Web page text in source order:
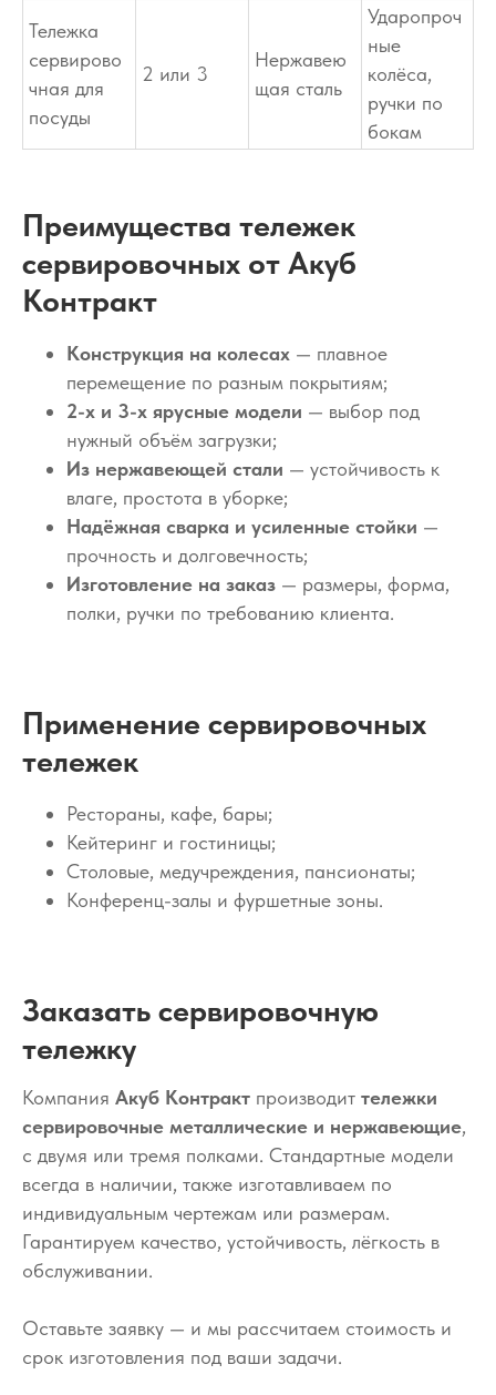
Тележка
сервирово
чная для
посуды
2 или 3
Нержавею
щая сталь
Ударопроч
ные
колёса,
ручки по
бокам
Преимущества тележек
сервировочных от Акуб
Контракт
Конструкция на колесах — плавное
перемещение по разным покрытиям;
2-х и 3-х ярусные модели — выбор под
нужный объём загрузки;
Из нержавеющей стали — устойчивость к
влаге, простота в уборке;
Надёжная сварка и усиленные стойки —
прочность и долговечность;
Изготовление на заказ — размеры, форма,
полки, ручки по требованию клиента.
Применение сервировочных
тележек
Рестораны, кафе, бары;
Кейтеринг и гостиницы;
Столовые, медучреждения, пансионаты;
Конференц-залы и фуршетные зоны.
Заказать сервировочную
тележку
Компания Акуб Контракт производит тележки
сервировочные металлические и нержавеющие,
с двумя или тремя полками. Стандартные модели
всегда в наличии, также изготавливаем по
индивидуальным чертежам или размерам.
Гарантируем качество, устойчивость, лёгкость в
обслуживании.
Оставьте заявку — и мы рассчитаем стоимость и
срок изготовления под ваши задачи.